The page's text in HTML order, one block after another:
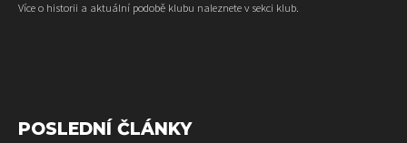
Více o historii a aktuální podobě klubu naleznete v sekci klub.
POSLEDNÍ ČLÁNKY